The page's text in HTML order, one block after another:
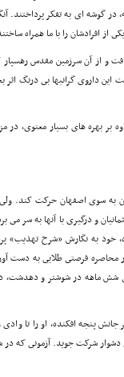
گوشه اى به تفکر پرداختند.
از افرادشان را با ما همراه
و از آن سرزمین مقدس رهسپار
داروى گرانبها بى درنگ اثر
بر بهره هاى بسیار معنوى،
سوى اصفهان حرکت کند. ولى
و درگیرى با آنها به سر مى
خود به نگارش «شرح تهذیب»
فرصتى طلایى به دست
ماهه در شوشتر و دهدشت،
پنجه افکنده، او را تا